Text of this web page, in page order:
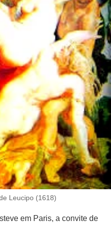
Leucipo (1618)
em Paris, a convite de